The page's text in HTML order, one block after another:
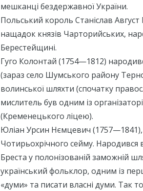
мешканці бездержавної України.
Польський король Станіслав
нащадок князів Чарторийських,
Берестейщині.
Гуго Колонтай (1754—1812)
(зараз село Шумського району
волинської шляхти (спочатку
мислитель був одним із
(Кременецького ліцею).
Юліан Урсин Нємцевич
Чотирьохрічного сейму. Народився
Бреста у полонізованій заможній
український фольклор, одним із
«думи» та писати власні думи. Так